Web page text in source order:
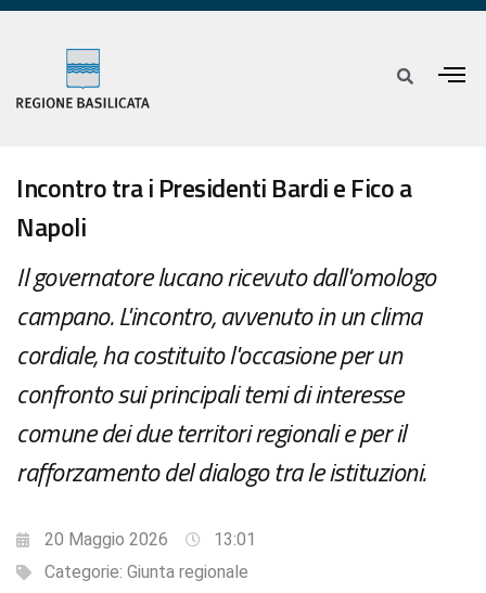
Incontro tra i Presidenti Bardi e Fico a
Napoli
Il governatore lucano ricevuto dall'omologo
campano. L'incontro, avvenuto in un clima
cordiale, ha costituito l'occasione per un
confronto sui principali temi di interesse
comune dei due territori regionali e per il
rafforzamento del dialogo tra le istituzioni.
20 Maggio 2026
13:01
Categorie: Giunta regionale